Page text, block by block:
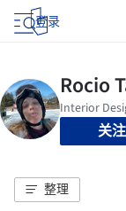
登录
关注
整理